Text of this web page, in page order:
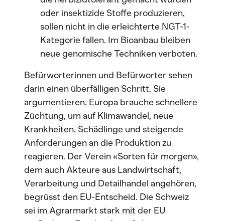
oder insektizide Stoffe produzieren,
sollen nicht in die erleichterte NGT-1-
Kategorie fallen. Im Bioanbau bleiben
neue genomische Techniken verboten.
Befürworterinnen und Befürworter sehen
darin einen überfälligen Schritt. Sie
argumentieren, Europa brauche schnellere
Züchtung, um auf Klimawandel, neue
Krankheiten, Schädlinge und steigende
Anforderungen an die Produktion zu
reagieren. Der Verein «Sorten für morgen»,
dem auch Akteure aus Landwirtschaft,
Verarbeitung und Detailhandel angehören,
begrüsst den EU-Entscheid. Die Schweiz
sei im Agrarmarkt stark mit der EU